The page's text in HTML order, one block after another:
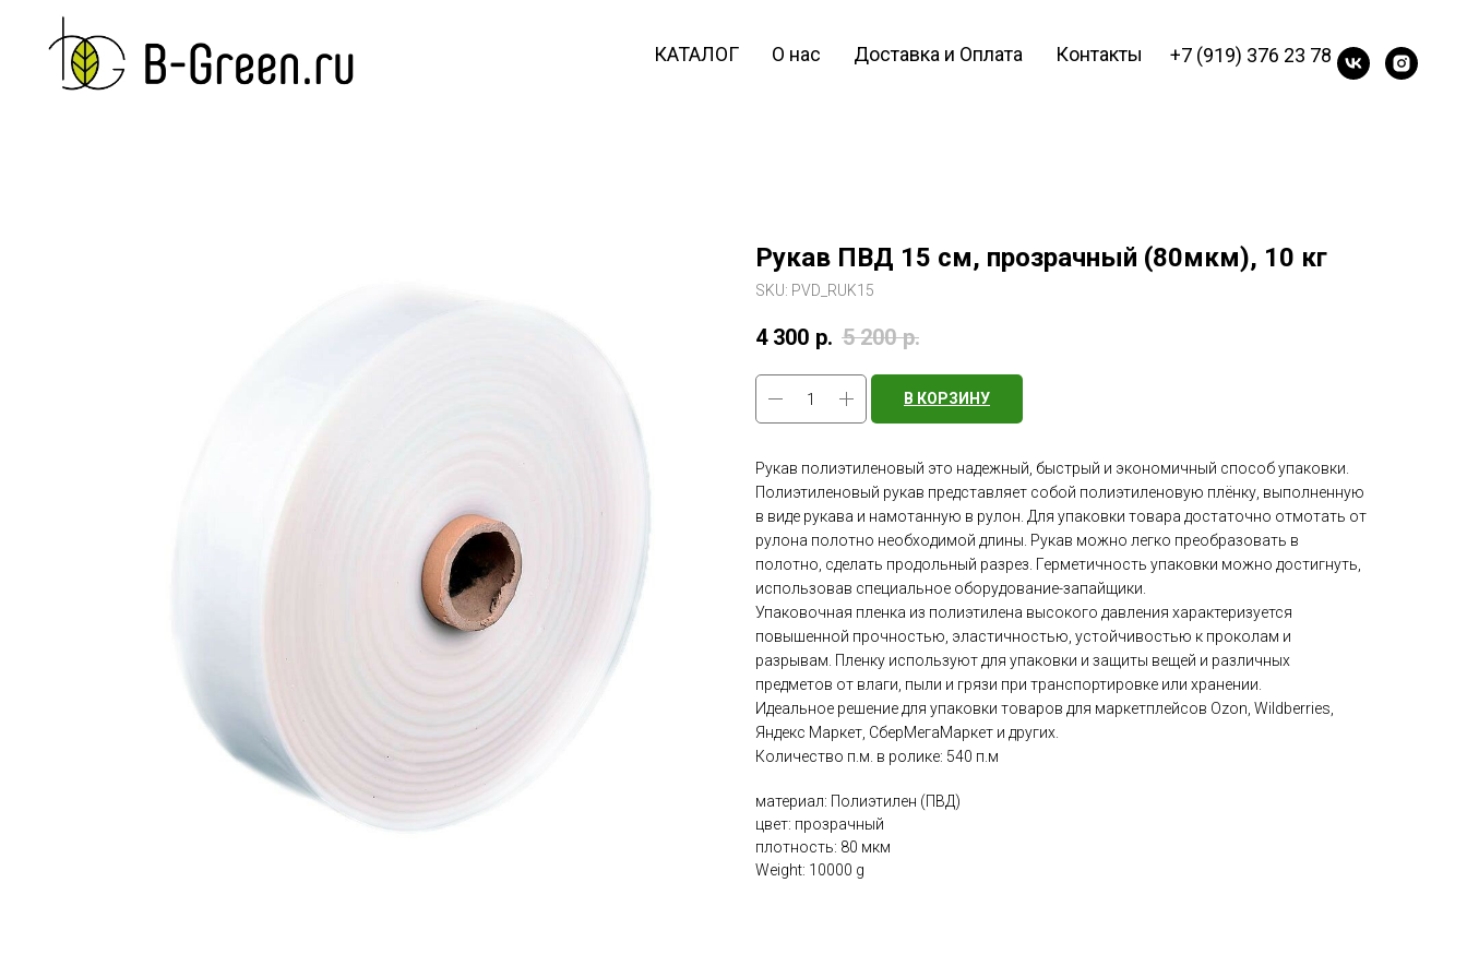
КАТАЛОГ О нас Доставка и Оплата Контакты +7 (919) 376 23 78
Рукав ПВД 15 см, прозрачный (80мкм), 10 кг
SKU: PVD_RUK15
4 300 р. 5 200 р.
В КОРЗИНУ
Рукав полиэтиленовый это надежный, быстрый и экономичный способ упаковки.
Полиэтиленовый рукав представляет собой полиэтиленовую плёнку, выполненную
в виде рукава и намотанную в рулон. Для упаковки товара достаточно отмотать от
рулона полотно необходимой длины. Рукав можно легко преобразовать в
полотно, сделать продольный разрез. Герметичность упаковки можно достигнуть,
использовав специальное оборудование-запайщики.
Упаковочная пленка из полиэтилена высокого давления характеризуется
повышенной прочностью, эластичностью, устойчивостью к проколам и
разрывам. Пленку используют для упаковки и защиты вещей и различных
предметов от влаги, пыли и грязи при транспортировке или хранении.
Идеальное решение для упаковки товаров для маркетплейсов Ozon, Wildberries,
Яндекс Маркет, СберМегаМаркет и других.
Количество п.м. в ролике: 540 п.м
материал: Полиэтилен (ПВД)
цвет: прозрачный
плотность: 80 мкм
Weight: 10000 g